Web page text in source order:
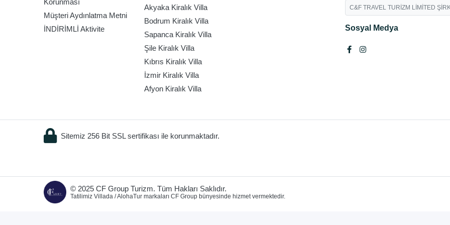
Korunması
Müşteri Aydınlatma Metni
İNDİRİMLİ Aktivite
Akyaka Kiralık Villa
Bodrum Kiralık Villa
Sapanca Kiralık Villa
Şile Kiralık Villa
Kıbrıs Kiralık Villa
İzmir Kiralık Villa
Afyon Kiralık Villa
C&F TRAVEL TURİZM LİMİTED
Sosyal Medya
Sitemiz 256 Bit SSL sertifikası ile korunmaktadır.
© 2025 CF Group Turizm. Tüm Hakları Saklıdır.
Tatilimiz Villada / AlohaTur markaları CF Group bünyesinde hizmet vermektedir.